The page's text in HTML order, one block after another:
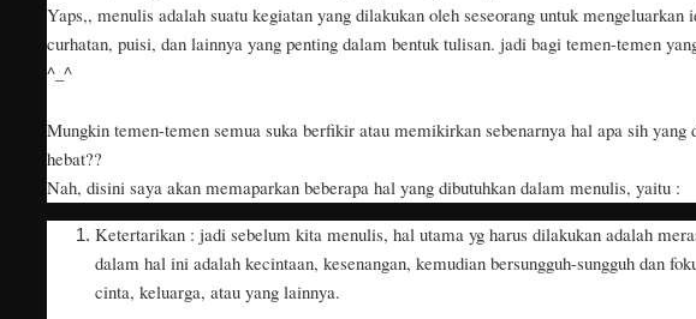
Yaps,, menulis adalah suatu kegiatan yang dilakukan oleh seseorang untuk
curhatan, puisi, dan lainnya yang penting dalam bentuk tulisan. jadi bagi temen-temen
^_^
Mungkin temen-temen semua suka berfikir atau memikirkan sebenarnya hal apa sih
hebat??
Nah, disini saya akan memaparkan beberapa hal yang dibutuhkan dalam menulis, yaitu :
Ketertarikan : jadi sebelum kita menulis, hal utama yg harus dilakukan adalah
dalam hal ini adalah kecintaan, kesenangan, kemudian bersungguh-sungguh dan
cinta, keluarga, atau yang lainnya.